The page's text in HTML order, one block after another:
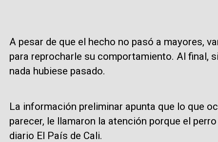
A pesar de que el hecho no pasó a mayores,
para reprocharle su comportamiento. Al final,
nada hubiese pasado.
La información preliminar apunta que lo que
parecer, le llamaron la atención porque el
diario El País de Cali.